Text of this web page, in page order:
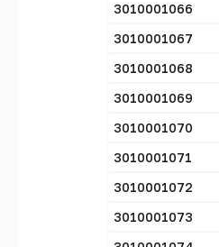
3010001066
3010001067
3010001068
3010001069
3010001070
3010001071
3010001072
3010001073